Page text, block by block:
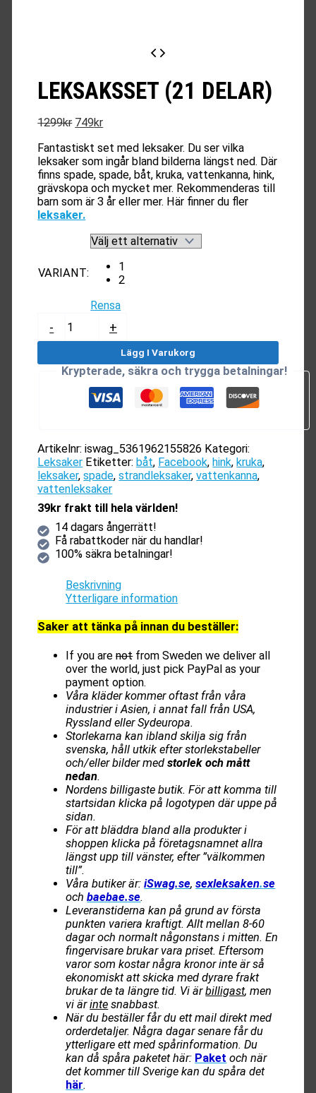
LEKSAKSSET (21 DELAR)
1299kr Det
priset
var:
1299kr.
749krDet
priset
är:
749kr.
Fantastiskt set med leksaker. Du ser vilka
leksaker som ingår bland bilderna längst ned. Där
finns spade, spade, båt, kruka, vattenkanna, hink,
grävskopa och mycket mer. Rekommenderas till
barn som är 3 år eller mer. Här finner du fler
leksaker.
VARIANT:
1
2
Rensa
-
(21
delar)
+
Lägg I Varukorg
Krypterade, säkra och trygga betalningar!
Artikelnr:iswag_5361962155826 Kategori:
Leksaker Etiketter:båt, Facebook,hink,kruka,
leksaker,spade,strandleksaker,vattenkanna,
vattenleksaker
39kr frakt till hela världen!
14 dagars ångerrätt!
Få rabattkoder när du handlar!
100% säkra betalningar!
Beskrivning
Ytterligare information
Saker att tänka på innan du beställer:
If you arenotfrom Sweden we deliver all
over the world, just pick PayPal as your
payment option.
Våra kläder kommer oftast från våra
industrier i Asien, i annat fall från USA,
Ryssland eller Sydeuropa.
Storlekarna kan ibland skilja sig från
svenska, håll utkik efter storlekstabeller
och/eller bilder medstorlek och mått
nedan.
Nordens billigaste butik. För att komma till
startsidan klicka på logotypen där uppe på
sidan.
För att bläddra bland alla produkter i
shoppen klicka på företagsnamnet allra
längst upp till vänster, efter ”välkommen
till”.
Våra butiker är:iSwag.se,sexleksaken.se
ochbaebae.se.
Leveranstiderna kan på grund av första
punkten variera kraftigt. Allt mellan 8-60
dagar och normalt någonstans i mitten. En
fingervisare brukar vara priset. Eftersom
varor som kostar några kronor inte är så
ekonomiskt att skicka med dyrare frakt
brukar de ta längre tid. Vi ärbilligast, men
vi ärinte snabbast.
När du beställer får du ett mail direkt med
orderdetaljer. Några dagar senare får du
ytterligare ett med spårinformation. Du
kan då spåra paketet här: Paket och när
det kommer till Sverige kan du spåra det
här.